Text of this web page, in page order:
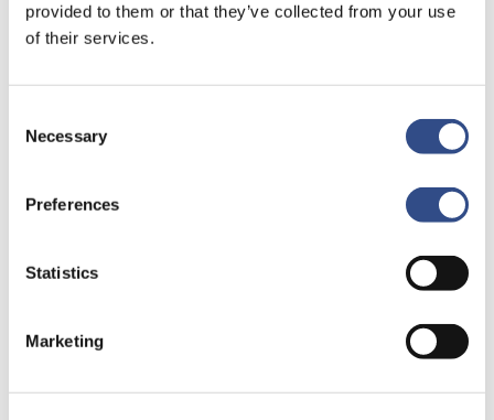
provided to them or that they’ve collected from your use
of their services.
Selection
Necessary
Preferences
Statistics
Marketing
Trainingsvlucht 4 augustus
Nieuwe AI-primeur voor Maastricht Aachen Airport:
intelligent exoskelet ondersteunt vrachtafhandeling
Je kunt je nu aanmelden voor onze Burendag 2026!
Trainingsvlucht KLM